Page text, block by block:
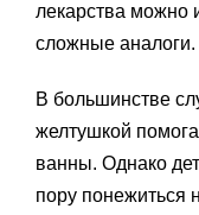
лекарства можно
сложные аналоги.
В большинстве
желтушкой
ванны. Однако
пору понежиться